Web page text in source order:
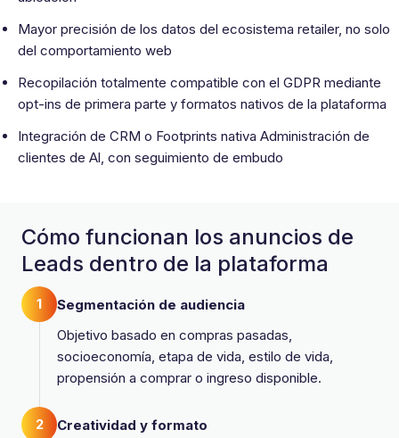
Mayor precisión de los datos del ecosistema retailer, no solo
del comportamiento web
Recopilación totalmente compatible con el GDPR mediante
opt-ins de primera parte y formatos nativos de la plataforma
Integración de CRM o Footprints nativa Administración de
clientes de Al, con seguimiento de embudo
Cómo funcionan los anuncios de
Leads dentro de la plataforma
1
Segmentación de audiencia
Objetivo basado en compras pasadas,
socioeconomía, etapa de vida, estilo de vida,
propensión a comprar o ingreso disponible.
2
Creatividad y formato